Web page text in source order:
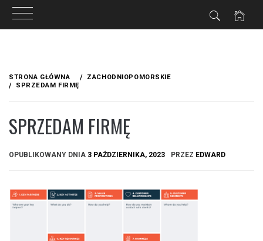
treści
STRONA GŁÓWNA
ZACHODNIOPOMORSKIE
SPRZEDAM FIRMĘ
SPRZEDAM FIRMĘ
OPUBLIKOWANY DNIA 3 PAŹDZIERNIKA, 2023 PRZEZ EDWARD